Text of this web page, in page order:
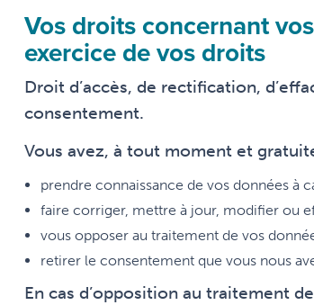
Vos droits concernant
exercice de vos droits
Droit d’accès, de rectification,
consentement.
Vous avez, à tout moment et
prendre connaissance de vos données à
faire corriger, mettre à jour, modifier ou
vous opposer au traitement de vos
retirer le consentement que vous nous
En cas d’opposition au traitement